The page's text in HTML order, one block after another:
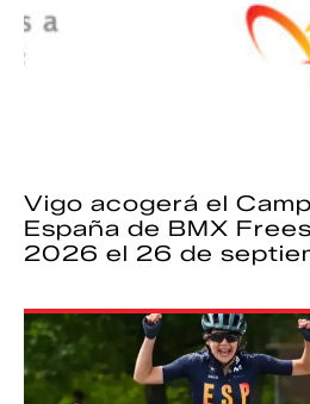
Vigo acogerá el
España de BMX
2026 el 26 de